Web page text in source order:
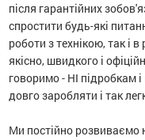
після гарантійних
спростити будь-які
роботи з технікою, так і
якісно, ​​швидкого і
говоримо - НІ підробкам і
довго заробляти і так
Ми постійно розвиваємо